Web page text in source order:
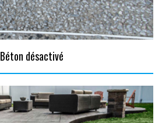
Béton désactivé